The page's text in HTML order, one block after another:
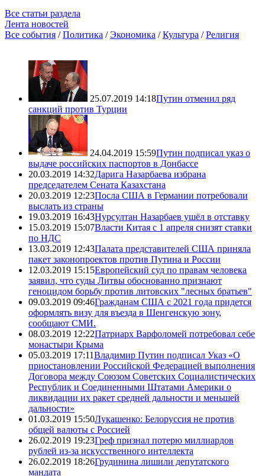
Все статьи раздела
Лента новостей
Все события /Политика /Экономика /Культура /Религия
25.07.2019 14:18Путин отменил ряд
санкций против Турции
24.04.2019 15:59Путин подписал указ о
выдаче российских паспортов в Донбассе
20.03.2019 14:32Дарига Назарбаева избрана
председателем Сената Казахстана
20.03.2019 12:23Посла США в Германии потребовали
выслать из страны
19.03.2019 16:43Нурсултан Назарбаев ушёл в отставку
15.03.2019 15:07Власти Китая с 1 апреля снизят ставки
по НДС
13.03.2019 12:43Палата представителей США приняла
пакет законопроектов против Путина и России
12.03.2019 15:15Европейский суд по правам человека
заявил, что суды Литвы обоснованно признают
геноцидом борьбу против литовских "лесных братьев"
09.03.2019 09:46Гражданам США с 2021 года придется
оформлять визу для въезда в Шенгенскую зону,
сообщают СМИ.
08.03.2019 12:22Патриарх Варфоломей потребовал себе
монастыри Крыма
05.03.2019 17:11Владимир Путин подписал Указ «О
приостановлении Российской Федерацией выполнения
Договора между Союзом Советских Социалистических
Республик и Соединенными Штатами Америки о
ликвидации их ракет средней дальности и меньшей
дальности»
01.03.2019 15:50Лукашенко: Белоруссия не против
общей валюты с Россией
26.02.2019 19:23Греф признал потерю миллиардов
рублей из-за искусственного интеллекта
26.02.2019 18:26Грудинина лишили депутатского
мандата